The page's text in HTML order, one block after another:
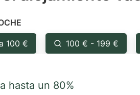
100 € 100 € - 199 €
hasta un 80%